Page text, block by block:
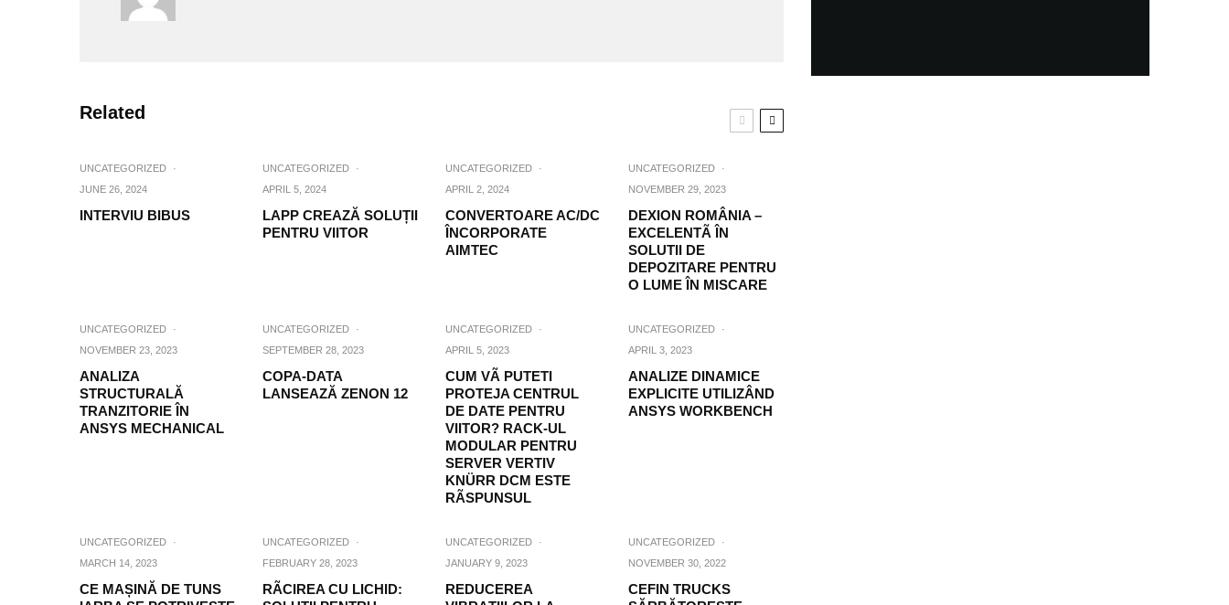
Related
UNCATEGORIZED
·
JUNE 26, 2024
INTERVIU BIBUS
UNCATEGORIZED
·
APRIL 5, 2024
LAPP CREAZĂ SOLUȚII
PENTRU VIITOR
UNCATEGORIZED
·
APRIL 2, 2024
CONVERTOARE AC/DC
ÎNCORPORATE
AIMTEC
UNCATEGORIZED
·
NOVEMBER 29, 2023
DEXION ROMÂNIA –
EXCELENTÃ ÎN
SOLUTII DE
DEPOZITARE PENTRU
O LUME ÎN MISCARE
UNCATEGORIZED
·
NOVEMBER 23, 2023
ANALIZA
STRUCTURALĂ
TRANZITORIE ÎN
ANSYS MECHANICAL
UNCATEGORIZED
·
SEPTEMBER 28, 2023
COPA-DATA
LANSEAZĂ ZENON 12
UNCATEGORIZED
·
APRIL 5, 2023
CUM VÃ PUTETI
PROTEJA CENTRUL
DE DATE PENTRU
VIITOR? RACK-UL
MODULAR PENTRU
SERVER VERTIV
KNÜRR DCM ESTE
RÃSPUNSUL
UNCATEGORIZED
·
APRIL 3, 2023
ANALIZE DINAMICE
EXPLICITE UTILIZÂND
ANSYS WORKBENCH
UNCATEGORIZED
·
MARCH 14, 2023
CE MAȘINĂ DE TUNS
UNCATEGORIZED
·
FEBRUARY 28, 2023
RÃCIREA CU LICHID:
UNCATEGORIZED
·
JANUARY 9, 2023
REDUCEREA
UNCATEGORIZED
·
NOVEMBER 30, 2022
CEFIN TRUCKS